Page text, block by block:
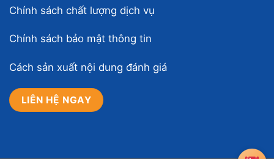
Chính sách chất lượng dịch vụ
Chính sách bảo mật thông tin
Cách sản xuất nội dung đánh giá
LIÊN HỆ NGAY